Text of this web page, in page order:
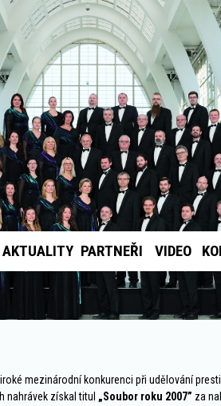
AKTUALITY PARTNEŘI VIDEO
mezinárodní konkurenci při udělování
nahrávek získal titul „Soubor roku 2007” za